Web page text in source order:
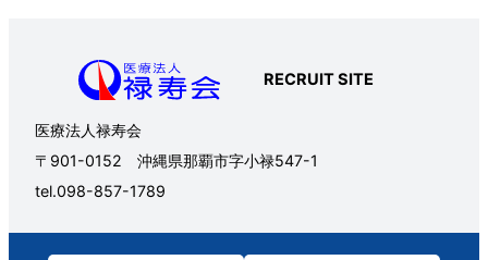
RECRUIT SITE
医療法人禄寿会
〒901-0152 沖縄県那覇市字小禄547-1
tel.098-857-1789